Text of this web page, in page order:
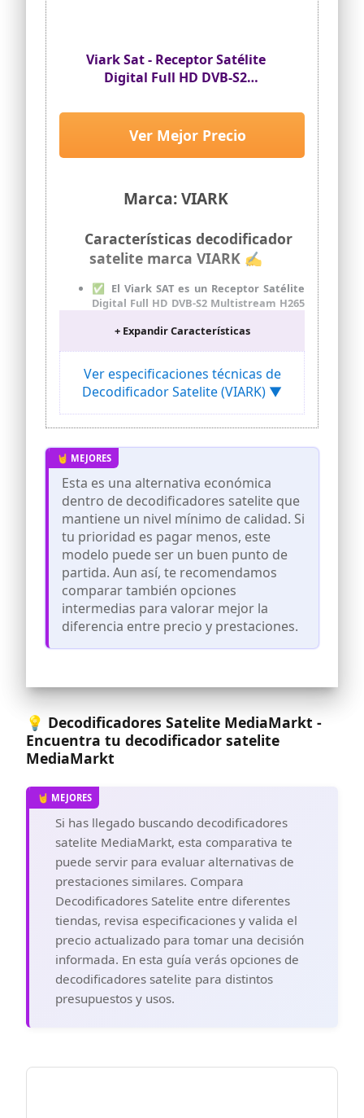
Viark Sat - Receptor Satélite
Digital Full HD DVB-S2
Antena WiFi USB y Lector de
Tarjetas CA
Marca: VIARK
Ver Mejor Precio
Características decodificador
satelite marca VIARK ✍
✅ El Viark SAT es un Receptor Satélite
Digital Full HD DVB-S2 Multistream H265
QPSK/8PSK/16APSK/32APSK, ACM/VCM
✅ Tiene tuner sensible que recibe SCPC
& MCPC de bandas satélite Ku y C.
Soporta Diseqc 1.0, 1.1,1.2,1.3 USALS y
UNICABLE
✅ Cabe destacar su conectividad con
con Ethernet LAN 10/100M y USB WIFI
con una antena externa y Media Player
✅ Diseñado en una carcasa metálica de
220mm, además de un Mando a
distancia ergonómico y de buena calidad
✅ El receptor Viark SAT no esta rayado,
simplemente es el film de plástico
protector que lo recubre, tal y como se
puede observar en el Video
+ Expandir Características
Ver especificaciones técnicas de
Decodificador Satelite (VIARK) ▼
Esta es una alternativa económica
dentro de decodificadores satelite que
mantiene un nivel mínimo de calidad. Si
tu prioridad es pagar menos, este
modelo puede ser un buen punto de
partida. Aun así, te recomendamos
comparar también opciones
intermedias para valorar mejor la
diferencia entre precio y prestaciones.
💡 Decodificadores Satelite MediaMarkt -
Encuentra tu decodificador satelite
MediaMarkt
Si has llegado buscando decodificadores
satelite MediaMarkt, esta comparativa te
puede servir para evaluar alternativas de
prestaciones similares. Compara
Decodificadores Satelite entre diferentes
tiendas, revisa especificaciones y valida el
precio actualizado para tomar una decisión
informada. En esta guía verás opciones de
decodificadores satelite para distintos
presupuestos y usos.